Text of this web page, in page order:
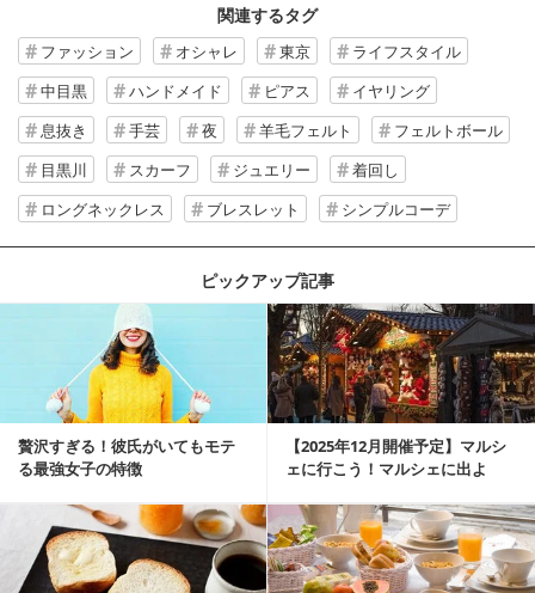
関連するタグ
ファッション オシャレ 東京
ライフスタイル
中目黒
ハンドメイド ピアス
イヤリング
息抜き
手芸 夜 羊毛フェルト
フェルトボール
目黒川
スカーフ ジュエリー
着回し
ロングネックレス
ブレスレット シンプルコーデ
ピックアップ記事
贅沢すぎる！彼氏がいてもモテ
る最強女子の特徴
【2025年12月開催予定】マルシ
ェに行こう！マルシェに出よ